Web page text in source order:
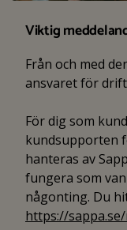
Viktig
Från och med
ansvaret för
För dig som
kundsupporten
hanteras av
fungera som
någonting. Du
https://